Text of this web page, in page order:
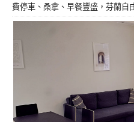
費停車、桑拿、早餐豐盛，芬蘭自